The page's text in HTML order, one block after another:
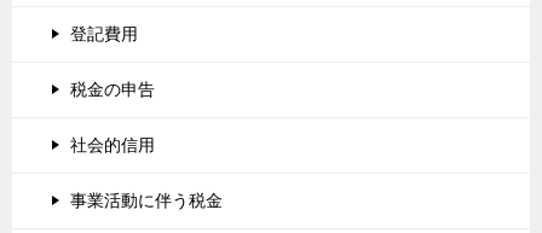
登記費用
税金の申告
社会的信用
事業活動に伴う税金